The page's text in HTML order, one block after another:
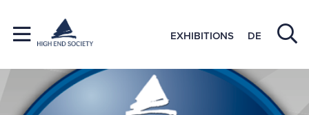
DE
EXHIBITIONS